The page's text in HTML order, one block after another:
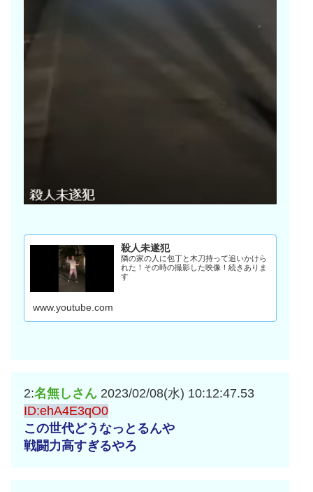
殺人未遂犯
隣の家の人に包丁と木刀持って追いかけら
れた！その時の撮影した映像！続きありま
す
www.youtube.com
2:名無しさん 2023/02/08(水) 10:12:47.53
ID:ehA4E3qO0
この世代どうなっとるんや
戦闘力高すぎるやろ